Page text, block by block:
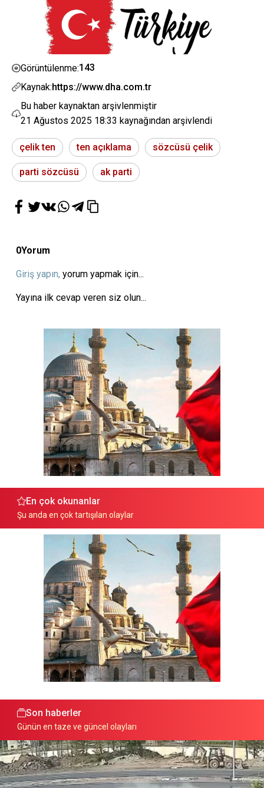
Görüntülenme:143
Kaynak:https://www.dha.com.tr
Bu haber kaynaktan arşivlenmiştir
21 Ağustos 2025 18:33 kaynağından arşivlendi
çelik ten ten açıklama sözcüsü çelik
parti sözcüsü ak parti
0Yorum
Giriş yapın, yorum yapmak için...
Yayına ilk cevap veren siz olun...
En çok okunanlar
Şu anda en çok tartışılan olaylar
Son haberler
Günün en taze ve güncel olayları